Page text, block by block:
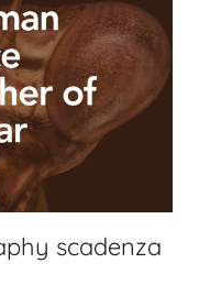
scadenza